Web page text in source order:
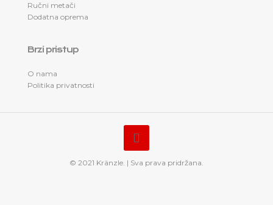
Ručni metači
Dodatna oprema
Brzi pristup
O nama
Politika privatnosti
© 2021 Kränzle. | Sva prava pridržana.